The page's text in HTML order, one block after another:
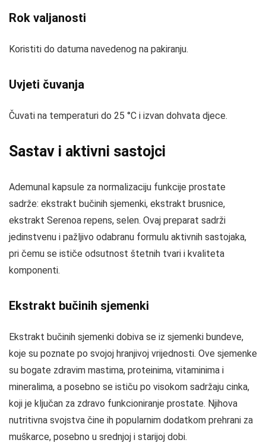
Rok valjanosti
Koristiti do datuma navedenog na pakiranju.
Uvjeti čuvanja
Čuvati na temperaturi do 25 °C i izvan dohvata djece.
Sastav i aktivni sastojci
Ademunal kapsule za normalizaciju funkcije prostate
sadrže: ekstrakt bučinih sjemenki, ekstrakt brusnice,
ekstrakt Serenoa repens, selen. Ovaj preparat sadrži
jedinstvenu i pažljivo odabranu formulu aktivnih sastojaka,
pri čemu se ističe odsutnost štetnih tvari i kvaliteta
komponenti.
Ekstrakt bučinih sjemenki
Ekstrakt bučinih sjemenki dobiva se iz sjemenki bundeve,
koje su poznate po svojoj hranjivoj vrijednosti. Ove sjemenke
su bogate zdravim mastima, proteinima, vitaminima i
mineralima, a posebno se ističu po visokom sadržaju cinka,
koji je ključan za zdravo funkcioniranje prostate. Njihova
nutritivna svojstva čine ih popularnim dodatkom prehrani za
muškarce, posebno u srednjoj i starijoj dobi.